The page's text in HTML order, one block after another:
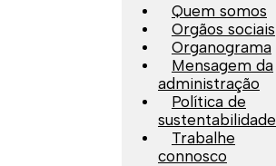
Quem somos
Orgãos sociais
Organograma
Mensagem da
administração
Política de
sustentabilidade
Trabalhe
connosco